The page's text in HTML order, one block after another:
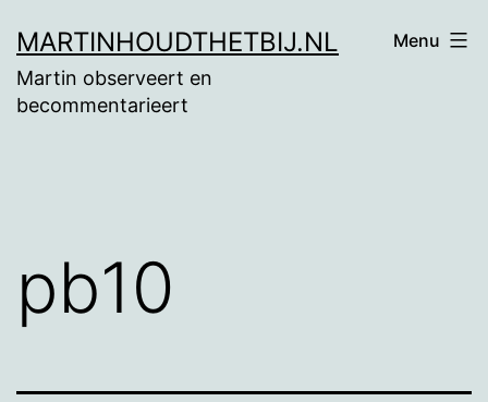
naar
de
MARTINHOUDTHETBIJ.NL
Martin observeert en
becommentarieert
Menu
pb10